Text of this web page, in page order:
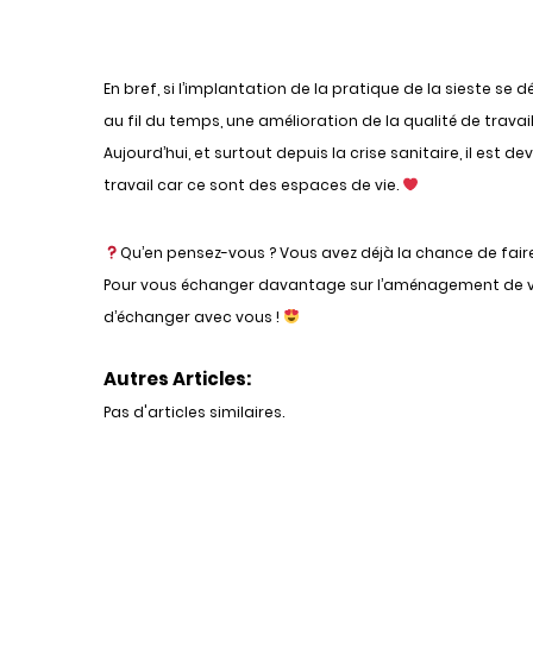
En bref, si l’implantation de la pratique de la sieste se
au fil du temps, une amélioration de la qualité de
Aujourd’hui, et surtout depuis la crise sanitaire, il est
travail car ce sont des espaces de vie.
Qu’en pensez-vous ? Vous avez déjà la chance de
Pour vous échanger davantage sur l’aménagement
d’échanger avec vous !
Autres Articles:
Pas d'articles similaires.